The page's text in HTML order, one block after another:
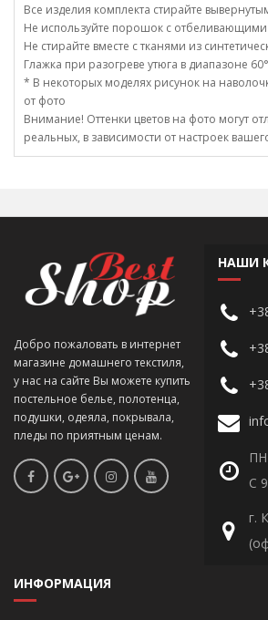
Все изделия комплекта стирайте
Не используйте порошок с
Не стирайте вместе с тканями из
Глажка при разогреве утюга в диапазоне
* В некоторых моделях рисунок на
от фото
Внимание! Оттенки цветов на фото могут
реальных, в зависимости от настроек
Добро пожаловать в интернет
магазине домашнего текстиля,
у нас на сайте Вы можете купить
постельное белье, полотенца,
подушки, одеяла, покрывала,
пледы по приятным ценам.
НАШИ
С
г.
ИНФОРМАЦИЯ